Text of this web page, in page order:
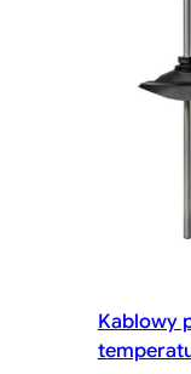
Kablowy